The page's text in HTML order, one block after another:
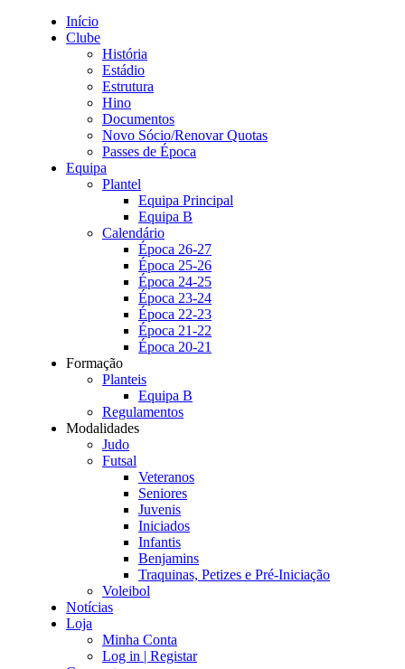
Início
Clube
História
Estádio
Estrutura
Hino
Documentos
Novo Sócio/Renovar Quotas
Passes de Época
Equipa
Plantel
Equipa Principal
Equipa B
Calendário
Época 26-27
Época 25-26
Época 24-25
Época 23-24
Época 22-23
Época 21-22
Época 20-21
Formação
Planteis
Equipa B
Regulamentos
Modalidades
Judo
Futsal
Veteranos
Seniores
Juvenis
Iniciados
Infantis
Benjamins
Traquinas, Petizes e Pré-Iniciação
Voleibol
Notícias
Loja
Minha Conta
Log in | Registar